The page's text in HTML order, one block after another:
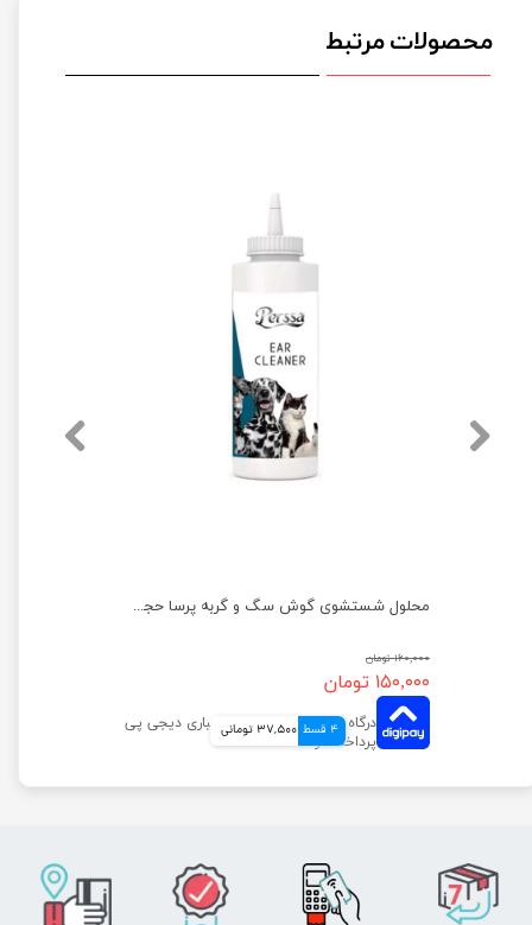
محصولات مرتبط
محلول شستشوی گوش سگ و گربه پرسا حجم 220 میلی لیتر
۱۶۰,۰۰۰ تومان
۱۵۰,۰۰۰ تومان
4 قسط 37,500 تومانی